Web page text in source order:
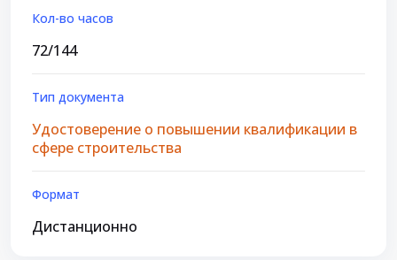
Кол-во часов
72/144
Тип документа
Удостоверение о повышении квалификации в
сфере строительства
Формат
Дистанционно